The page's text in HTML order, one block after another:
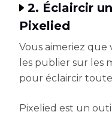
2. Éclaircir
Pixelied
Vous aimeriez
les publier sur les
pour éclaircir
Pixelied est un